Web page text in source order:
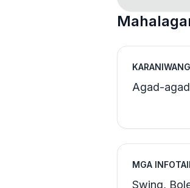
Agad-
MGA
Swing,